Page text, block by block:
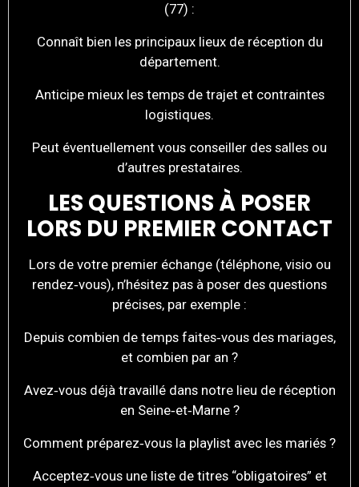
(77) :
Connaît bien les principaux lieux de réception du
département.
Anticipe mieux les temps de trajet et contraintes
logistiques.
Peut éventuellement vous conseiller des salles ou
d’autres prestataires.
LES QUESTIONS À POSER
LORS DU PREMIER CONTACT
Lors de votre premier échange (téléphone, visio ou
rendez‑vous), n’hésitez pas à poser des questions
précises, par exemple :
Depuis combien de temps faites‑vous des mariages,
et combien par an ?
Avez‑vous déjà travaillé dans notre lieu de réception
en Seine‑et‑Marne ?
Comment préparez‑vous la playlist avec les mariés ?
Acceptez‑vous une liste de titres “obligatoires” et